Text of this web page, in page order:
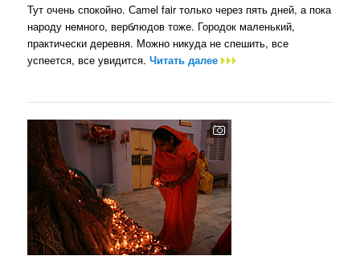
Тут очень спокойно. Сamel fair только через пять дней, а пока
народу немного, верблюдов тоже. Городок маленький,
практически деревня. Можно никуда не спешить, все
успеется, все увидится.Читать далее